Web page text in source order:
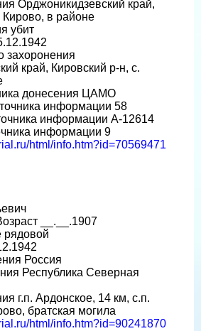
Орджоникидзевский край,
Кирово, в районе
убит
захоронения
край, Кировский р-н, с.
донесения ЦАМО
информации 58
информации А-12614
информации 9
html/info.htm?id=70569471
__.__.1907
рядовой
Россия
Республика Северная
г.п. Ардонское, 14 км, с.п.
братская могила
html/info.htm?id=90241870